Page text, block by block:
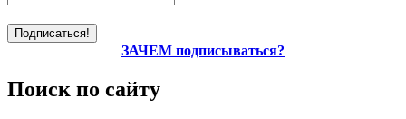
ЗАЧЕМ подписываться?
Поиск по сайту